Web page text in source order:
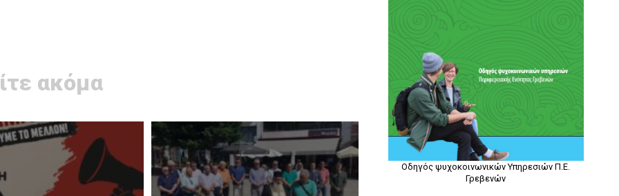
ακόμα
Οδηγός ψυχοκοινωνικών Υπηρεσιών Π.Ε.
Γρεβενών